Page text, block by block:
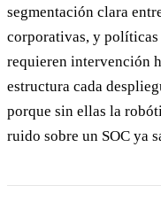
segmentación clara
corporativas, y
requieren intervención
estructura cada
porque sin ellas la
ruido sobre un SOC ya